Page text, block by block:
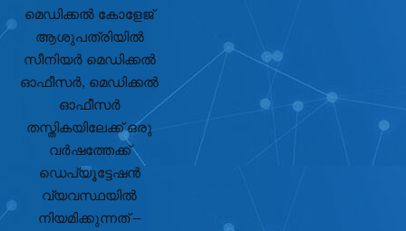
മെഡിക്കൽ കോളേജ്
ആശുപത്രിയിൽ
സീനിയർ മെഡിക്കൽ
ഓഫീസർ, മെഡിക്കൽ
ഓഫീസർ
തസ്തികയിലേക്ക് ഒരു
വർഷത്തേക്ക്
ഡെപ്യൂട്ടേഷൻ
വ്യവസ്ഥയിൽ
നിയമിക്കുന്നത് –